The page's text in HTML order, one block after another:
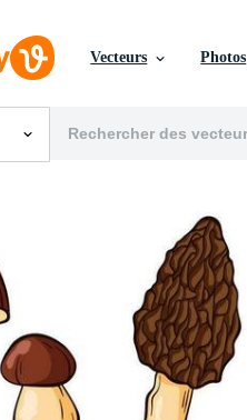
Vecteurs Photos